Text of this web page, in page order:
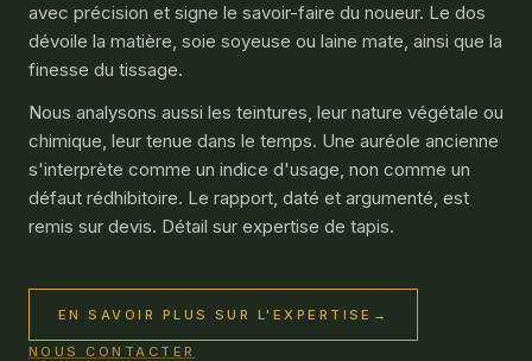
avec précision et signe le savoir-faire du noueur. Le dos
dévoile la matière, soie soyeuse ou laine mate, ainsi que la
finesse du tissage.
Nous analysons aussi les teintures, leur nature végétale ou
chimique, leur tenue dans le temps. Une auréole ancienne
s'interprète comme un indice d'usage, non comme un
défaut rédhibitoire. Le rapport, daté et argumenté, est
remis sur devis. Détail sur expertise de tapis.
EN SAVOIR PLUS SUR L'EXPERTISE →
NOUS CONTACTER